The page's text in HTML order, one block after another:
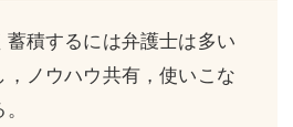
）
）
蓄積するには弁護士は多い
ノウハウ共有，使いこな